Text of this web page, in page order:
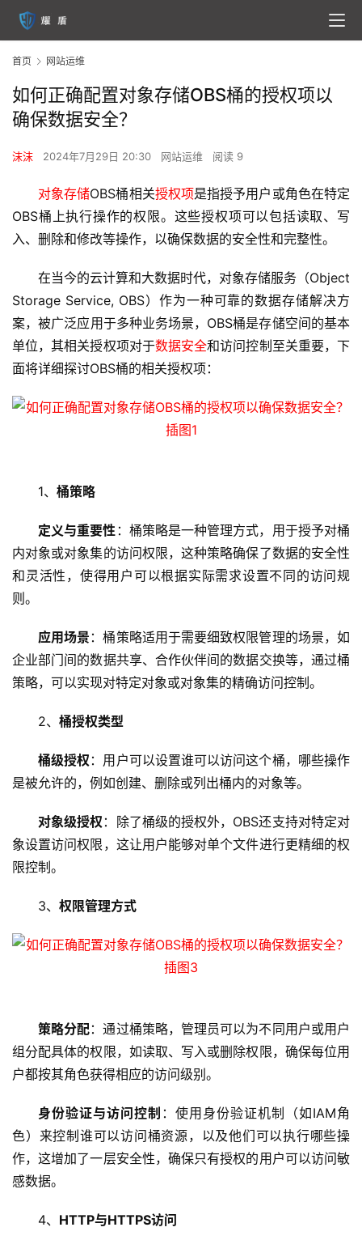
页
务
器
机
教
程
首页 网站运维
如何正确配置对象存储OBS桶的授权项以
确保数据安全？
沫沫 2024年7月29日 20:30 网站运维 阅读 9
对象存储OBS桶相关授权项是指授予用户或角色在特定
OBS桶上执行操作的权限。这些授权项可以包括读取、写
入、删除和修改等操作，以确保数据的安全性和完整性。
在当今的云计算和大数据时代， 对象存储服务（Object
Storage Service, OBS）作为一种可靠的数据存储解决方
案，被广泛应用于多种业务场景，OBS桶是存储空间的基本
单位，其相关授权项对于数据安全和访问控制至关重要，下
面将详细探讨OBS桶的相关授权项：
1、 桶策略
定义与重要性 ：桶策略是一种管理方式，用于授予对桶
内对象或对象集的访问权限，这种策略确保了数据的安全性
和灵活性，使得用户可以根据实际需求设置不同的访问规
则。
应用场景 ：桶策略适用于需要细致权限管理的场景，如
企业部门间的数据共享、合作伙伴间的数据交换等，通过桶
策略，可以实现对特定对象或对象集的精确访问控制。
2、 桶授权类型
桶级授权 ：用户可以设置谁可以访问这个桶，哪些操作
是被允许的，例如创建、删除或列出桶内的对象等。
对象级授权 ：除了桶级的授权外，OBS还支持对特定对
象设置访问权限，这让用户能够对单个文件进行更精细的权
限控制。
3、 权限管理方式
策略分配：通过桶策略，管理员可以为不同用户或用户
组分配具体的权限，如读取、写入或删除权限，确保每位用
户都按其角色获得相应的访问级别。
身份验证与访问控制 ：使用身份验证机制（如IAM角
色）来控制谁可以访问桶资源，以及他们可以执行哪些操
作，这增加了一层安全性，确保只有授权的用户可以访问敏
感数据。
4、 HTTP与HTTPS访问